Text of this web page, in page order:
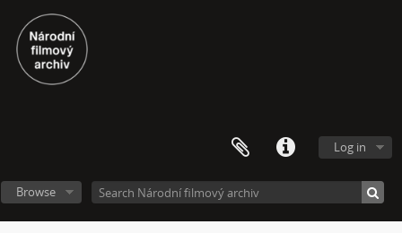
Log in
Browse
[Subseries] Dům daleko
[Subseries] Zkušebna v Argentinské
[Subseries] Klukovice, Bondy
[Subseries] Samizdat